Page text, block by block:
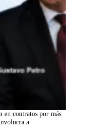
en contratos por más
a